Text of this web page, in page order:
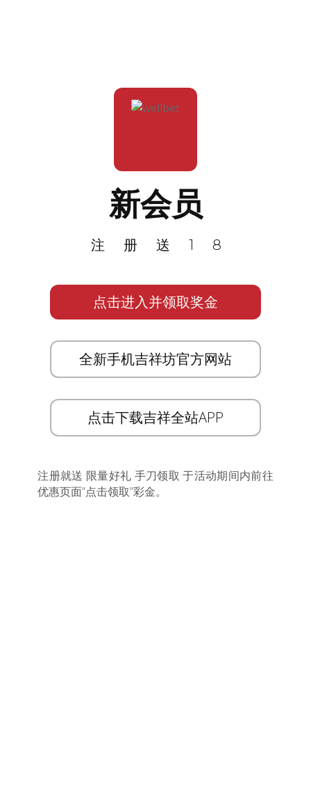
新会员
注册送18
点击进入并领取奖金
全新手机吉祥坊官方网站
点击下载吉祥全站APP
注册就送 限量好礼 手刀领取 于活动期间内前往
优惠页面”点击领取”彩金。